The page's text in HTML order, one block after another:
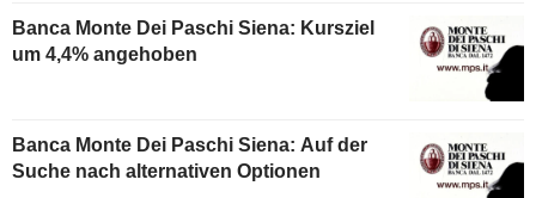
Banca Monte Dei Paschi Siena: Kursziel
um 4,4% angehoben
Banca Monte Dei Paschi Siena: Auf der
Suche nach alternativen Optionen